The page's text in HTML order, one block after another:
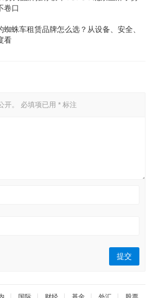
卷口
蜘蛛车租赁品牌怎么选？从设备、安全、
看
。 必填项已用 *标注